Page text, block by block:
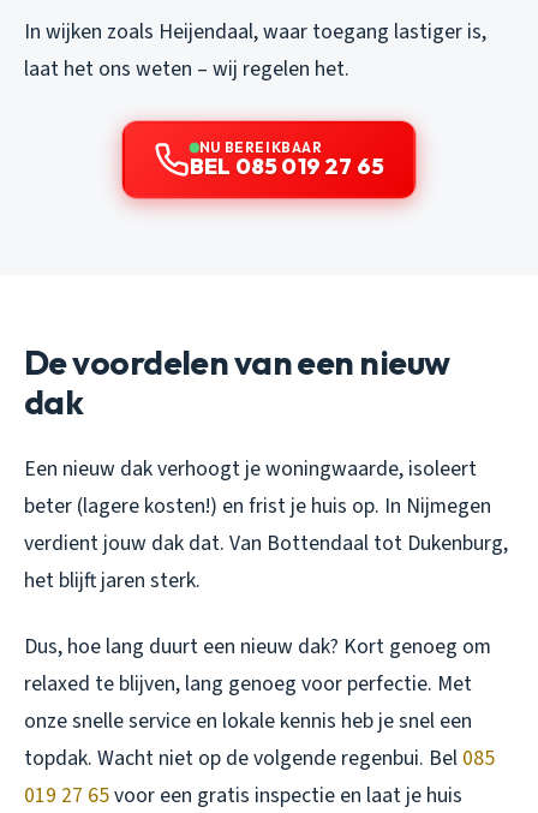
In wijken zoals Heijendaal, waar toegang lastiger is,
laat het ons weten – wij regelen het.
NU BEREIKBAAR
BEL 085 019 27 65
De voordelen van een nieuw
dak
Een nieuw dak verhoogt je woningwaarde, isoleert
beter (lagere kosten!) en frist je huis op. In Nijmegen
verdient jouw dak dat. Van Bottendaal tot Dukenburg,
het blijft jaren sterk.
Dus, hoe lang duurt een nieuw dak? Kort genoeg om
relaxed te blijven, lang genoeg voor perfectie. Met
onze snelle service en lokale kennis heb je snel een
topdak. Wacht niet op de volgende regenbui. Bel 085
019 27 65voor een gratis inspectie en laat je huis